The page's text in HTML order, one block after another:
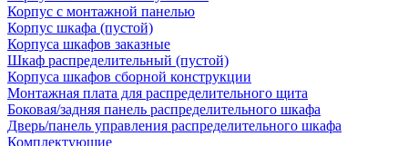
Корпус с монтажной панелью
Корпус шкафа (пустой)
Корпуса шкафов заказные
Шкаф распределительный (пустой)
Корпуса шкафов сборной конструкции
Монтажная плата для распределительного щита
Боковая/задняя панель распределительного шкафа
Дверь/панель управления распределительного шкафа
Комплектующие